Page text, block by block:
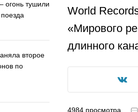
огонь тушили
второе
по
World
«Мирового
длинного
4984 просмотра